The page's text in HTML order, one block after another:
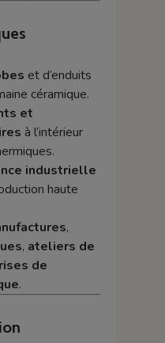
et d’enduits
céramique.
et
à l’intérieur
industrielle
haute
,
, ateliers de
de
.